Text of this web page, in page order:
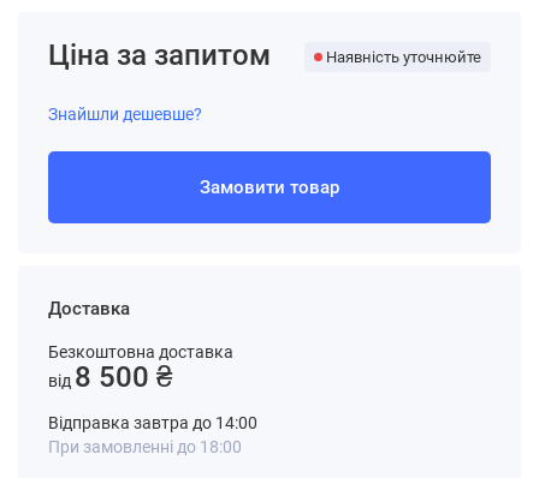
Доставка
Безкоштовна доставка
від 8 500 ₴
Відправка завтра до 14:00
При замовленні до 18:00
Ціна за запитом Наявність уточнюйте
Знайшли дешевше?
Замовити товар